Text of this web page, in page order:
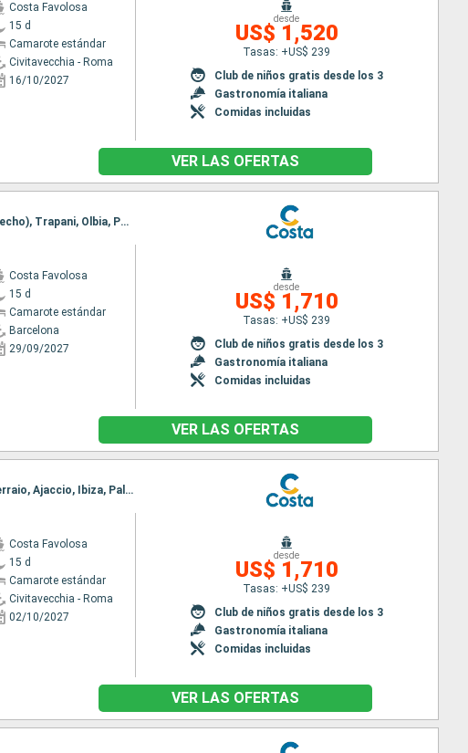
Costa Favolosa
15 d
Camarote estándar
Civitavecchia - Roma
16/10/2027
desde
US$ 1,520
Tasas: +US$ 239
Club de niños gratis desde los 3
Gastronomía italiana
Comidas incluidas
VER LAS OFERTAS
Itinerario : Barcelona, Marsella, Savona, Civitavecchia - Roma, Nápoles, Messina (estrecho), Trapani, Olbia, Portoferraio, Ajaccio, Ibiza, Palma de Mallorca, Barcelona
Costa Favolosa
15 d
Camarote estándar
Barcelona
29/09/2027
desde
US$ 1,710
Tasas: +US$ 239
Club de niños gratis desde los 3
Gastronomía italiana
Comidas incluidas
VER LAS OFERTAS
Itinerario : Civitavecchia - Roma, Nápoles, Messina (estrecho), Trapani, Olbia, Portoferraio, Ajaccio, Ibiza, Palma de Mallorca, Barcelona, Marsella, Savona, Civitavecchia - Roma
Costa Favolosa
15 d
Camarote estándar
Civitavecchia - Roma
02/10/2027
desde
US$ 1,710
Tasas: +US$ 239
Club de niños gratis desde los 3
Gastronomía italiana
Comidas incluidas
VER LAS OFERTAS